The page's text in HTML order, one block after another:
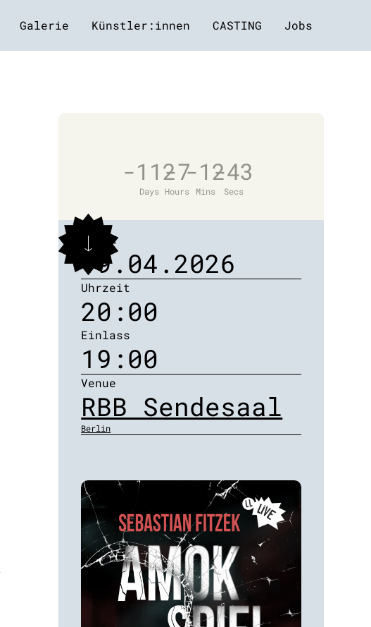
Galerie Künstler:innen CASTING Jobs
-112
Days
-7
Hours
-12
Mins
-43
Secs
Datum
19.04.2026
Uhrzeit
20:00
Einlass
19:00
Venue
RBB Sendesaal
Berlin